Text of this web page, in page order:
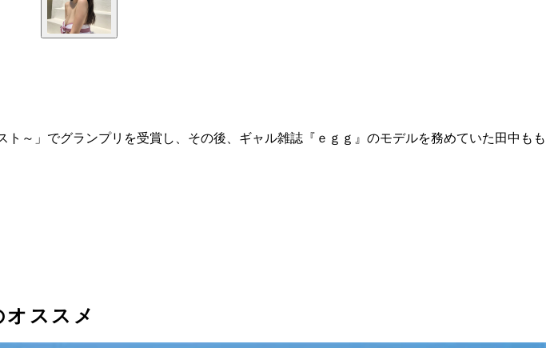
～」でグランプリを受賞し、その後、ギャル雑誌『ｅｇｇ』のモデルを務めていた田中もも
オススメ